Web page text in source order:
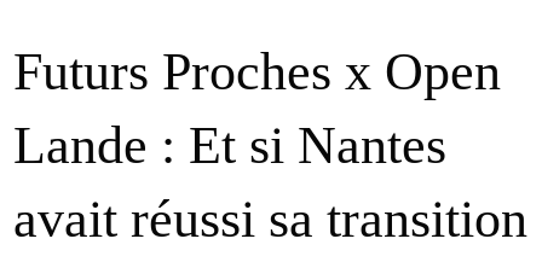
Futurs Proches x Open
Lande : Et si Nantes
avait réussi sa transition